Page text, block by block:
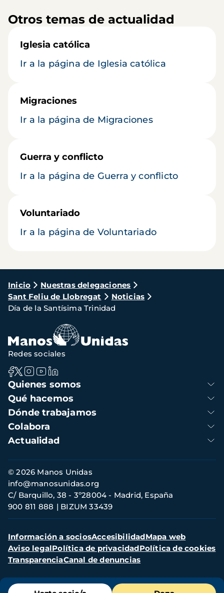
Otros temas de actualidad
Iglesia católica
Ir a la página de Iglesia católica
Migraciones
Ir a la página de Migraciones
Guerra y conflicto
Ir a la página de Guerra y conflicto
Voluntariado
Ir a la página de Voluntariado
Ruta
de
navegación
Inicio
Nuestras delegaciones
Sant Feliu de Llobregat
Noticias
Día de la Santísima Trinidad
Menú
Navegación
principal
Quienes somos
Qué hacemos
Dónde trabajamos
Colabora
Actualidad
Redes sociales
Información
de
contacto
© 2026 Manos Unidas
C/ Barquillo, 38 - 3º28004 - Madrid, España
900 811 888
BIZUM 33439
info@manosunidas.org
Menú
secundario
Información a sociosAccesibilidadMapa web
Aviso legalPolítica de privacidadPolítica de cookies
TransparenciaCanal de denuncias